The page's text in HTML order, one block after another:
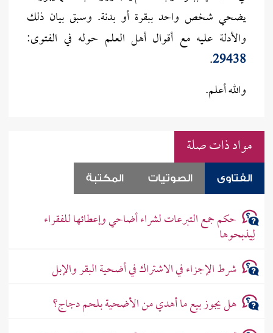
يضحي شخص واحد ببقرة أو بدنة. وسبق بيان ذلك
والأدلة عليه مع أقوال أهل العلم حوله في الفتوى:
29438
.
والله أعلم.
مواد ذات صلة
الفتاوى الصوتيات المكتبة
حكم جمع التبرعات لشراء أضاحي وإعطائها للفقراء
لِيذبحوها
شرط الإجزاء في الاشتراك في أضحية البقر والإبل
هل يجوز بيع ما أهدي من الأضحية بلحم دجاج؟